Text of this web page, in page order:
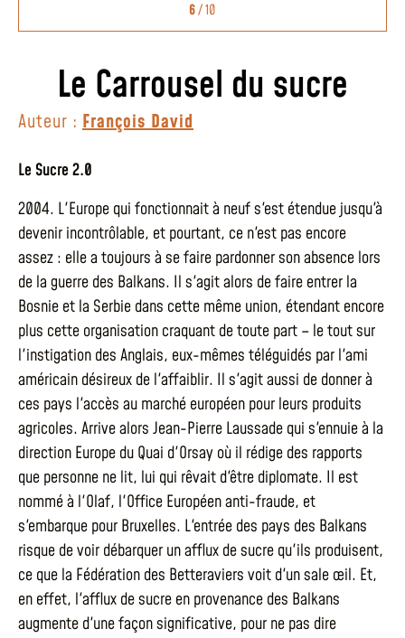
6/ 10
Le Carrousel du sucre
Auteur : François David
Le Sucre 2.0
2004. L'Europe qui fonctionnait à neuf s'est étendue jusqu'à
devenir incontrôlable, et pourtant, ce n'est pas encore
assez : elle a toujours à se faire pardonner son absence lors
de la guerre des Balkans. Il s'agit alors de faire entrer la
Bosnie et la Serbie dans cette même union, étendant encore
plus cette organisation craquant de toute part – le tout sur
l'instigation des Anglais, eux-mêmes téléguidés par l'ami
américain désireux de l'affaiblir. Il s'agit aussi de donner à
ces pays l'accès au marché européen pour leurs produits
agricoles. Arrive alors Jean-Pierre Laussade qui s'ennuie à la
direction Europe du Quai d'Orsay où il rédige des rapports
que personne ne lit, lui qui rêvait d'être diplomate. Il est
nommé à l'Olaf, l'Office Européen anti-fraude, et
s'embarque pour Bruxelles. L'entrée des pays des Balkans
risque de voir débarquer un afflux de sucre qu'ils produisent,
ce que la Fédération des Betteraviers voit d'un sale œil. Et,
en effet, l'afflux de sucre en provenance des Balkans
augmente d'une façon significative, pour ne pas dire